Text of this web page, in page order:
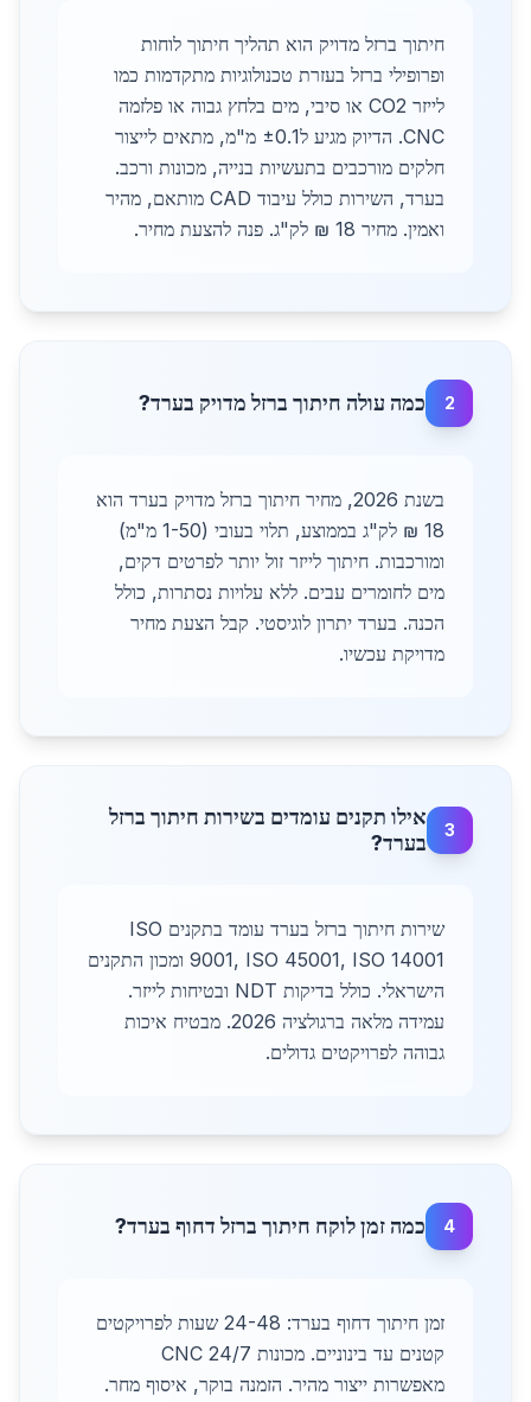
חיתוך ברזל מדויק הוא תהליך חיתוך לוחות
ופרופילי ברזל בעזרת טכנולוגיות מתקדמות כמו
לייזר CO2 או סיבי, מים בלחץ גבוה או פלזמה
CNC. הדיוק מגיע ל±0.1 מ"מ, מתאים לייצור
חלקים מורכבים בתעשיות בנייה, מכונות ורכב.
בערד, השירות כולל עיבוד CAD מותאם, מהיר
ואמין. מחיר 18 ₪ לק"ג. פנה להצעת מחיר.
2 כמה עולה חיתוך ברזל מדויק בערד?
בשנת 2026, מחיר חיתוך ברזל מדויק בערד הוא
18 ₪ לק"ג בממוצע, תלוי בעובי (1-50 מ"מ)
ומורכבות. חיתוך לייזר זול יותר לפרטים דקים,
מים לחומרים עבים. ללא עלויות נסתרות, כולל
הכנה. בערד יתרון לוגיסטי. קבל הצעת מחיר
מדויקת עכשיו.
3
אילו תקנים עומדים בשירות חיתוך ברזל
בערד?
שירות חיתוך ברזל בערד עומד בתקנים ISO
9001, ISO 45001, ISO 14001 ומכון התקנים
הישראלי. כולל בדיקות NDT ובטיחות לייזר.
עמידה מלאה ברגולציה 2026. מבטיח איכות
גבוהה לפרויקטים גדולים.
4 כמה זמן לוקח חיתוך ברזל דחוף בערד?
זמן חיתוך דחוף בערד: 24-48 שעות לפרויקטים
קטנים עד בינוניים. מכונות CNC 24/7
מאפשרות ייצור מהיר. הזמנה בוקר, איסוף מחר.